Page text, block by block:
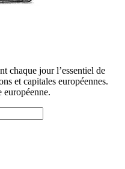
chaque jour l’essentiel de
et capitales européennes.